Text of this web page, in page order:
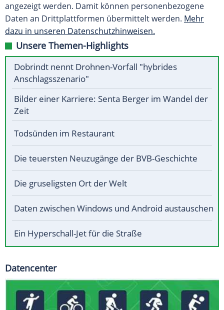
angezeigt werden. Damit können personenbezogene
Daten an Drittplattformen übermittelt werden. Mehr
dazu in unseren Datenschutzhinweisen.
Unsere Themen-Highlights
Dobrindt nennt Drohnen-Vorfall "hybrides
Anschlagsszenario"
Bilder einer Karriere: Senta Berger im Wandel der
Zeit
Todsünden im Restaurant
Die teuersten Neuzugänge der BVB-Geschichte
Die gruseligsten Ort der Welt
Daten zwischen Windows und Android austauschen
Ein Hyperschall-Jet für die Straße
Datencenter